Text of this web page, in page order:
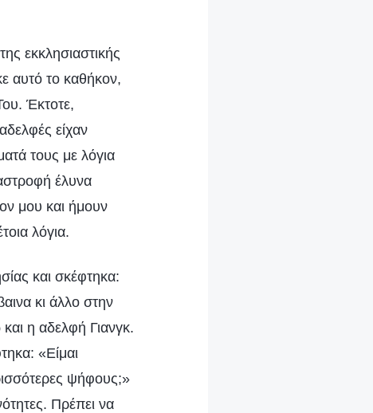
εκκλησιαστικής
αυτό το καθήκον,
Έκτοτε,
είχαν
τους με λόγια
έλυνα
μου και ήμουν
λόγια.
και σκέφτηκα:
κι άλλο στην
η αδελφή Γιανγκ.
«Είμαι
ψήφους;»
Πρέπει να